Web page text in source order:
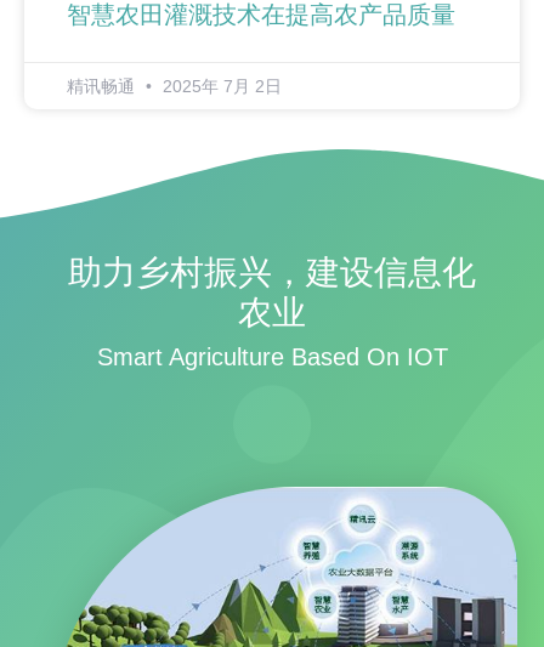
智慧农田灌溉技术在提高农产品质量
精讯畅通 2025年 7月 2日
助力乡村振兴，建设信息化
农业
Smart Agriculture Based On IOT